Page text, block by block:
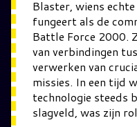
Blaster, wiens echte
fungeert als de
Battle Force 2000.
van verbindingen
verwerken van
missies. In een tijd
technologie steeds
slagveld, was zijn